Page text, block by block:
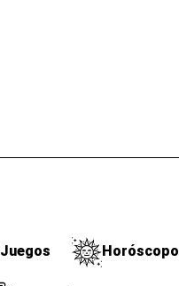
Juegos Horóscopo